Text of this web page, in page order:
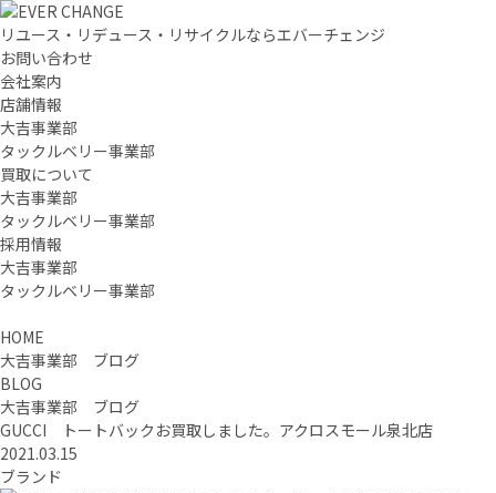
リユース・リデュース・リサイクルならエバーチェンジ
お問い合わせ
会社案内
店舗情報
大吉事業部
タックルベリー事業部
買取について
大吉事業部
タックルベリー事業部
採用情報
大吉事業部
タックルベリー事業部
HOME
大吉事業部 ブログ
BLOG
大吉事業部 ブログ
GUCCI トートバックお買取しました。アクロスモール泉北店
2021.03.15
ブランド